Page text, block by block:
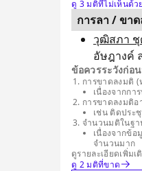
ดู 3 มติที่ไม่เห็นด้วย
การลา / ขา
วุฒิสภา ชุ
อัษฎางค์
ข้อควรระวังก่อ
การขาดลงมติ
เนื่องจากกา
การขาดลงมติอ
เช่น ติดประ
จำนวนมติในฐ
เนื่องจากข้อ
จำนวนมาก
ดูรายละเอียดเพิ่มเ
ดู 2 มติที่ขาด